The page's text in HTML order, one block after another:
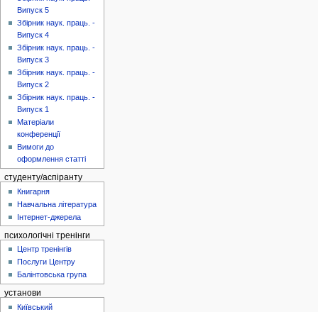
Випуск 5
Збірник наук. праць. -
Випуск 4
Збірник наук. праць. -
Випуск 3
Збірник наук. праць. -
Випуск 2
Збірник наук. праць. -
Випуск 1
Матеріали
конференції
Вимоги до
оформлення статті
студенту/аспіранту
Книгарня
Навчальна література
Інтернет-джерела
психологічні тренінги
Центр тренінгів
Послуги Центру
Балінтовська група
установи
Київський